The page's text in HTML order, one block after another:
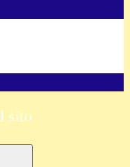
sito